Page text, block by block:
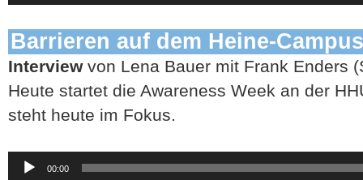
Barrieren auf dem Heine-
Interview von Lena Bauer mit Frank Enders
Heute startet die Awareness Week an der
steht heute im Fokus.
Audio-
Player
00:00